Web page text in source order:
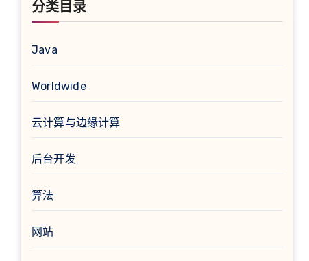
分类目录
Java
Worldwide
云计算与边缘计算
后台开发
算法
网站